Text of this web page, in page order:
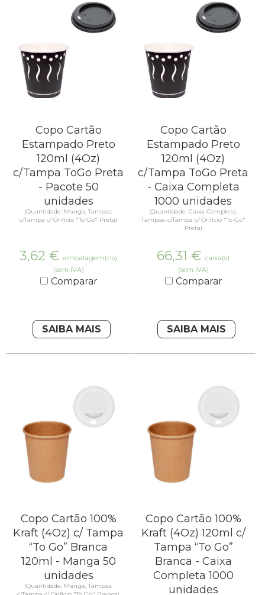
Copo Cartão
Estampado Preto
120ml (4Oz)
c/Tampa ToGo Preta
- Pacote 50
unidades
(Quantidade: Manga, Tampas:
c/Tampa c/ Orifício "To Go" Preta)
3,62 € embalagem(ns)
(sem IVA)
Comparar
SAIBA MAIS
Copo Cartão
Estampado Preto
120ml (4Oz)
c/Tampa ToGo Preta
- Caixa Completa
1000 unidades
(Quantidade: Caixa Completa,
Tampas: c/Tampa c/ Orifício "To Go"
Preta)
66,31 € caixa(s)
(sem IVA)
Comparar
SAIBA MAIS
Copo Cartão 100%
Kraft (4Oz) c/ Tampa
“To Go” Branca
120ml - Manga 50
unidades
(Quantidade: Manga, Tampas:
Copo Cartão 100%
Kraft (4Oz) 120ml c/
Tampa “To Go”
Branca - Caixa
Completa 1000
unidades